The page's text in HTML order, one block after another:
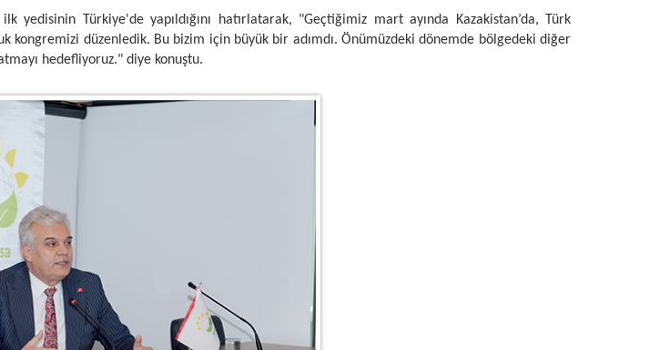
Türkiye'de yapıldığını hatırlatarak, "Geçtiğimiz mart ayında Kazakistan’da, Türk
kongremizi düzenledik. Bu bizim için büyük bir adımdı. Önümüzdeki dönemde bölgedeki diğer
hedefliyoruz." diye konuştu.